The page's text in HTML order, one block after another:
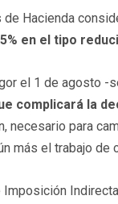
Hacienda
en el tipo
el 1 de agosto -
complicará la
necesario para
más el trabajo de